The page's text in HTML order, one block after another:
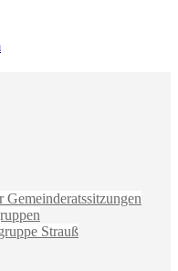
Gemeinderatssitzungen
Strauß